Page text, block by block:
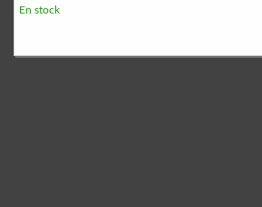
En stock